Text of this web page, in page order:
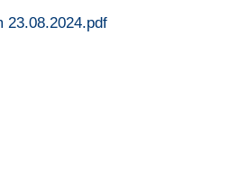
23.08.2024.pdf